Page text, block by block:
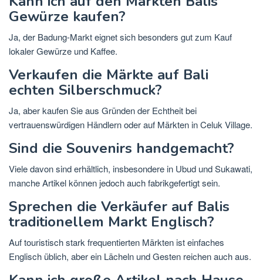
Gewürze kaufen?
Ja, der Badung-Markt eignet sich besonders gut zum Kauf
lokaler Gewürze und Kaffee.
Verkaufen die Märkte auf Bali
echten Silberschmuck?
Ja, aber kaufen Sie aus Gründen der Echtheit bei
vertrauenswürdigen Händlern oder auf Märkten in Celuk Village.
Sind die Souvenirs handgemacht?
Viele davon sind erhältlich, insbesondere in Ubud und Sukawati,
manche Artikel können jedoch auch fabrikgefertigt sein.
Sprechen die Verkäufer auf Balis
traditionellem Markt Englisch?
Auf touristisch stark frequentierten Märkten ist einfaches
Englisch üblich, aber ein Lächeln und Gesten reichen auch aus.